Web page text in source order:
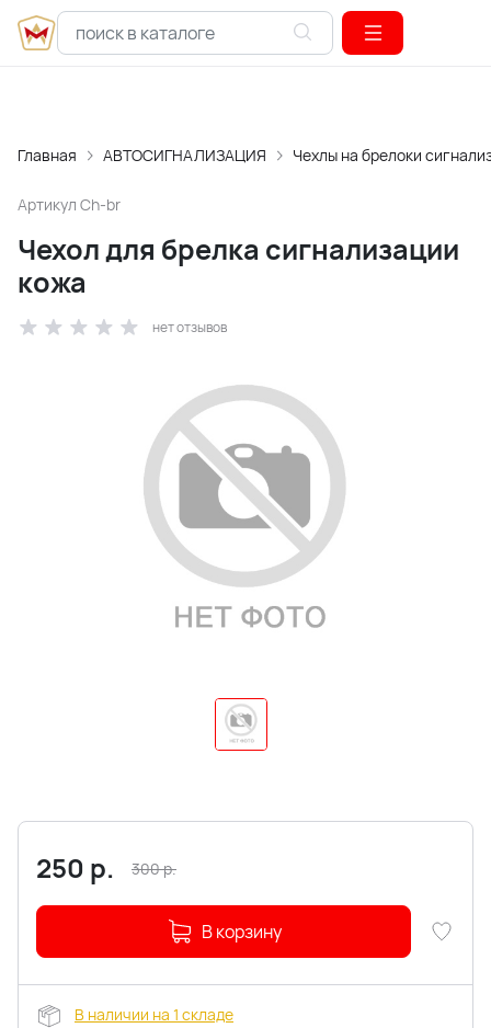
Главная АВТОСИГНАЛИЗАЦИЯ Чехлы на брелоки
Артикул Ch-br
Чехол для брелка сигнализации
кожа
нет отзывов
250 р. 300р.
В корзину
В наличии на 1 складе